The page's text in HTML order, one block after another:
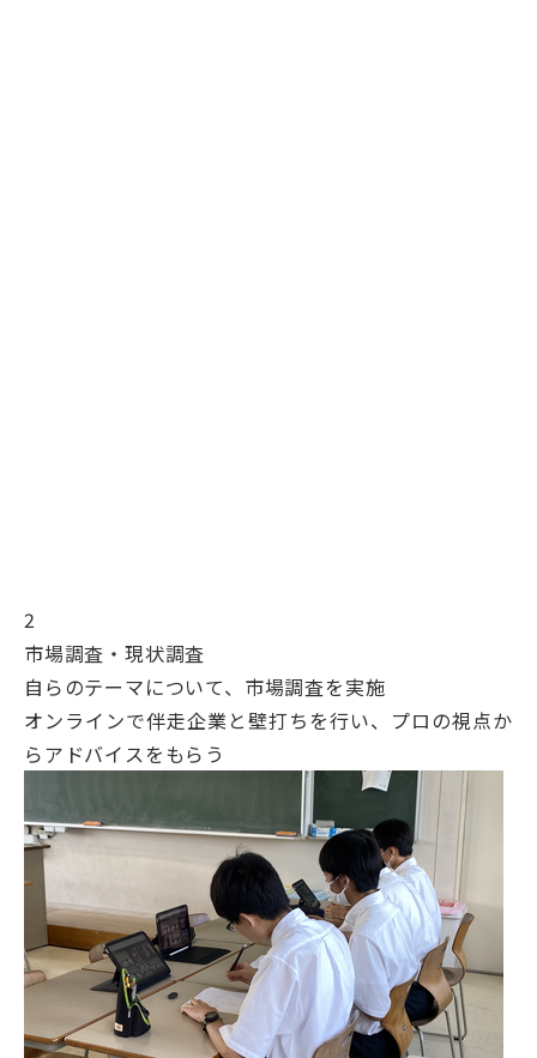
2
市場調査・現状調査
自らのテーマについて、市場調査を実施
オンラインで伴走企業と壁打ちを行い、プロの視点か
らアドバイスをもらう